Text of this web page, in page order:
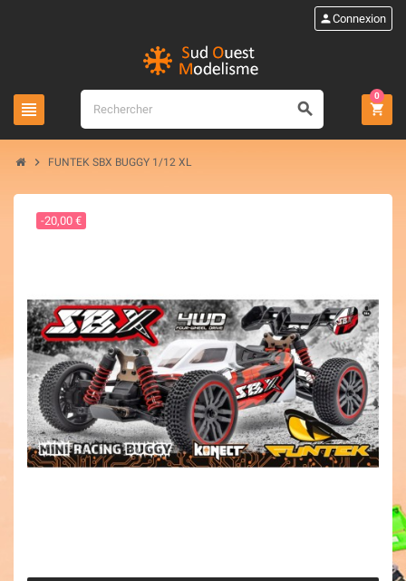
view_headline search
personConnexion
shopping_cart
0
chevron_right FUNTEK SBX BUGGY 1/12 XL
-20,00 €